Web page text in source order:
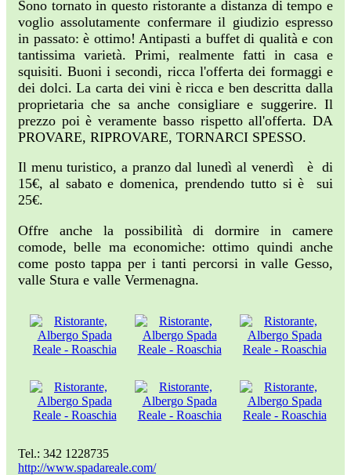
Sono tornato in questo ristorante a distanza di tempo e
voglio assolutamente confermare il giudizio espresso
in passato: è ottimo! Antipasti a buffet di qualità e con
tantissima varietà. Primi, realmente fatti in casa e
squisiti. Buoni i secondi, ricca l'offerta dei formaggi e
dei dolci. La carta dei vini è ricca e ben descritta dalla
proprietaria che sa anche consigliare e suggerire. Il
prezzo poi è veramente basso rispetto all'offerta. DA
PROVARE, RIPROVARE, TORNARCI SPESSO.
Il menu turistico, a pranzo dal lunedì al venerdì è di
15€, al sabato e domenica, prendendo tutto si è sui
25€.
Offre anche la possibilità di dormire in camere
comode, belle ma economiche: ottimo quindi anche
come posto tappa per i tanti percorsi in valle Gesso,
valle Stura e valle Vermenagna.
Tel.: 342 1228735
http://www.spadareale.com/